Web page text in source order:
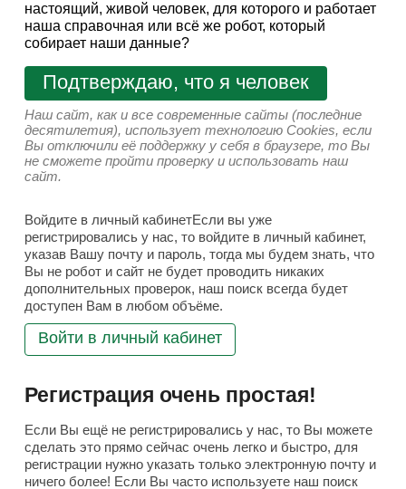
настоящий, живой человек, для которого и работает
наша справочная или всё же робот, который
собирает наши данные?
Подтверждаю, что я человек
Наш сайт, как и все современные сайты (последние
десятилетия), использует технологию Cookies, если
Вы отключили её поддержку у себя в браузере, то Вы
не сможете пройти проверку и использовать наш
сайт.
Войдите в личный кабинетЕсли вы уже
регистрировались у нас, то войдите в личный кабинет,
указав Вашу почту и пароль, тогда мы будем знать, что
Вы не робот и сайт не будет проводить никаких
дополнительных проверок, наш поиск всегда будет
доступен Вам в любом объёме.
Войти в личный кабинет
Регистрация очень простая!
Если Вы ещё не регистрировались у нас, то Вы можете
сделать это прямо сейчас очень легко и быстро, для
регистрации нужно указать только электронную почту и
ничего более! Если Вы часто используете наш поиск